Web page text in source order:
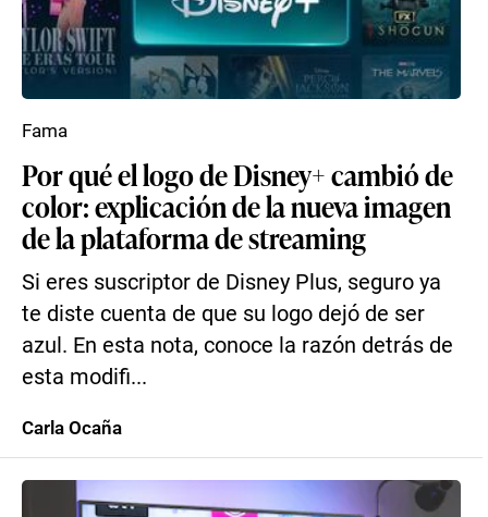
Por qué el logo de Disney+ cambió de
color: explicación de la nueva imagen
de la plataforma de streaming
Si eres suscriptor de Disney Plus, seguro ya
te diste cuenta de que su logo dejó de ser
azul. En esta nota, conoce la razón detrás de
esta modifi...
Fama
Carla Ocaña